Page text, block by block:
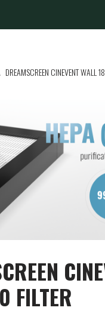
DREAMSCREEN CINEVENT WALL
FILTER